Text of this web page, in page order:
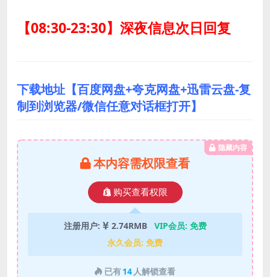
【08:30-23:30】深夜信息次日回复
下载地址【百度网盘+夸克网盘+迅雷云盘-复
制到浏览器/微信任意对话框打开】
隐藏内容
本内容需权限查看
购买查看权限
注册用户: 2.74RMB VIP会员: 免费
永久会员: 免费
已有14 人解锁查看